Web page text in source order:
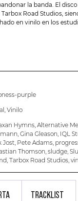
la banda. El
Road Studios,
en vinilo en los
purple
, Vinilo
Hymns, Alternative
, Gina Gleason, IQL
Jost, Pete Adams,
Thomson, sludge,
, Tarbox Road Studios,
TRACKLIST